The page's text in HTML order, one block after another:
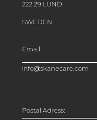
222 29 LUND
SWEDEN
Email:
info@skanecare.com
Postal Adress: